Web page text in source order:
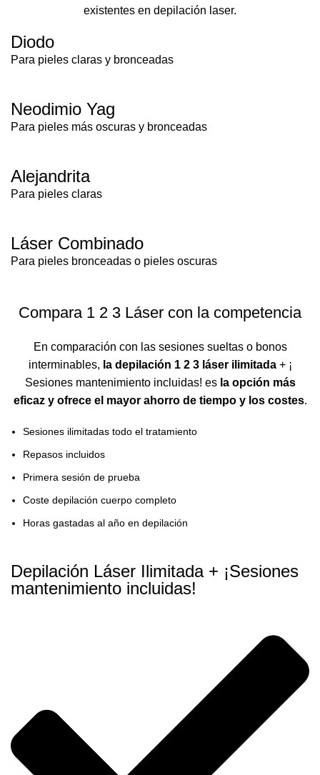
existentes en depilación laser.
Diodo
Para pieles claras y bronceadas
Neodimio Yag
Para pieles más oscuras y bronceadas
Alejandrita
Para pieles claras
Láser Combinado
Para pieles bronceadas o pieles oscuras
Compara 1 2 3 Láser con la competencia
En comparación con las sesiones sueltas o bonos
interminables, la depilación 1 2 3 láser ilimitada+ ¡
Sesiones mantenimiento incluidas! es la opción más
eficaz y ofrece el mayor ahorro de tiempo y los costes.
Sesiones ilimitadas todo el tratamiento
Repasos incluidos
Primera sesión de prueba
Coste depilación cuerpo completo
Horas gastadas al año en depilación
Depilación Láser Ilimitada + ¡Sesiones
mantenimiento incluidas!